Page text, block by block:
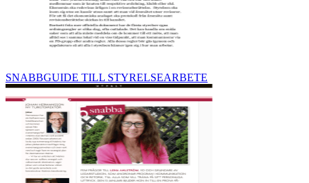
SNABBGUIDE TILL STYRELSEARBETE